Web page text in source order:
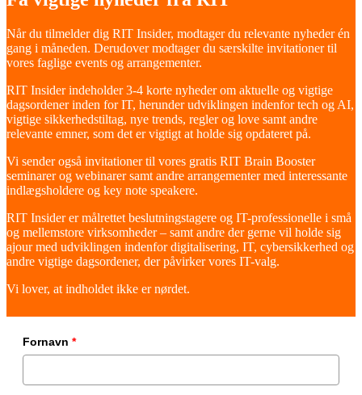
Når du tilmelder dig RIT Insider, modtager du relevante nyheder én
gang i måneden. Derudover modtager du særskilte invitationer til
vores faglige events og arrangementer.
RIT Insider indeholder 3-4 korte nyheder om aktuelle og vigtige
dagsordener inden for IT, herunder udviklingen indenfor tech og AI,
vigtige sikkerhedstiltag, nye trends, regler og love samt andre
relevante emner, som det er vigtigt at holde sig opdateret på.
Vi sender også invitationer til vores gratis RIT Brain Booster
seminarer og webinarer samt andre arrangementer med interessante
indlægsholdere og key note speakere.
RIT Insider er målrettet beslutningstagere og IT-professionelle i små
og mellemstore virksomheder – samt andre der gerne vil holde sig
ajour med udviklingen indenfor digitalisering, IT, cybersikkerhed og
andre vigtige dagsordener, der påvirker vores IT-valg.
Vi lover, at indholdet ikke er nørdet.
Fornavn *